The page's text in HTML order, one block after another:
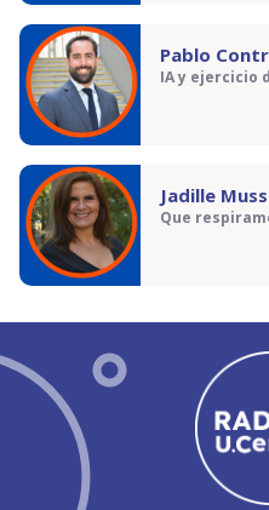
Pablo
IA y ejercicio
Jadille
Que